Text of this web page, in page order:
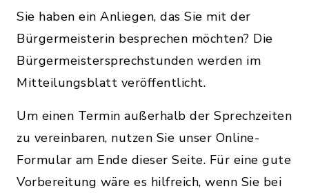
Sie haben ein Anliegen, das Sie mit der
Bürgermeisterin besprechen möchten? Die
Bürgermeistersprechstunden werden im
Mitteilungsblatt veröffentlicht.
Um einen Termin außerhalb der Sprechzeiten
zu vereinbaren, nutzen Sie unser Online-
Formular am Ende dieser Seite. Für eine gute
Vorbereitung wäre es hilfreich, wenn Sie bei